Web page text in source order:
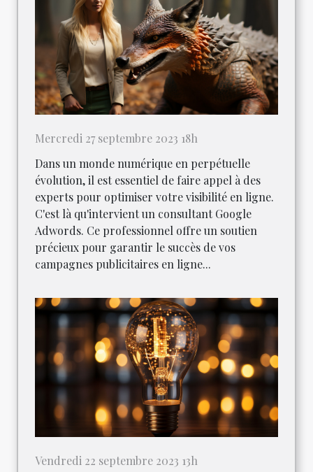
Mercredi 27 septembre 2023 18h
Dans un monde numérique en perpétuelle
évolution, il est essentiel de faire appel à des
experts pour optimiser votre visibilité en ligne.
C'est là qu'intervient un consultant Google
Adwords. Ce professionnel offre un soutien
précieux pour garantir le succès de vos
campagnes publicitaires en ligne...
Vendredi 22 septembre 2023 13h